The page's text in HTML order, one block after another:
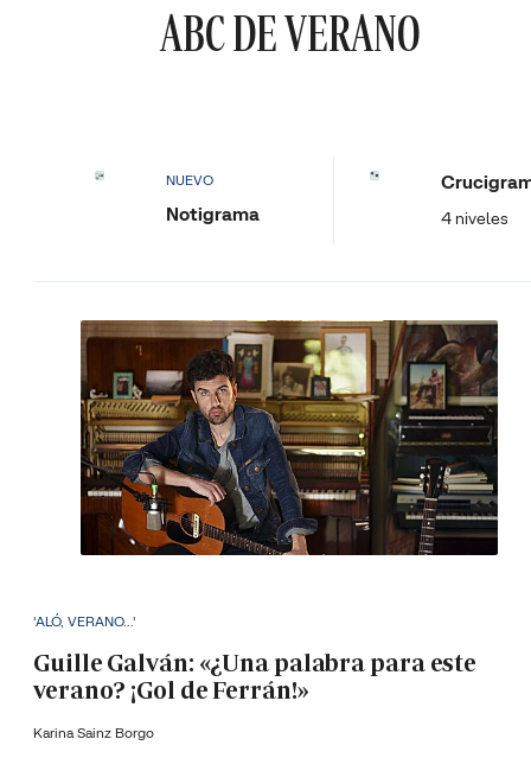
ABC DE VERANO
NUEVO
Notigrama 4 niveles
'ALÓ, VERANO...'
Guille Galván: «¿Una palabra para este
verano? ¡Gol de Ferrán!»
Karina Sainz Borgo